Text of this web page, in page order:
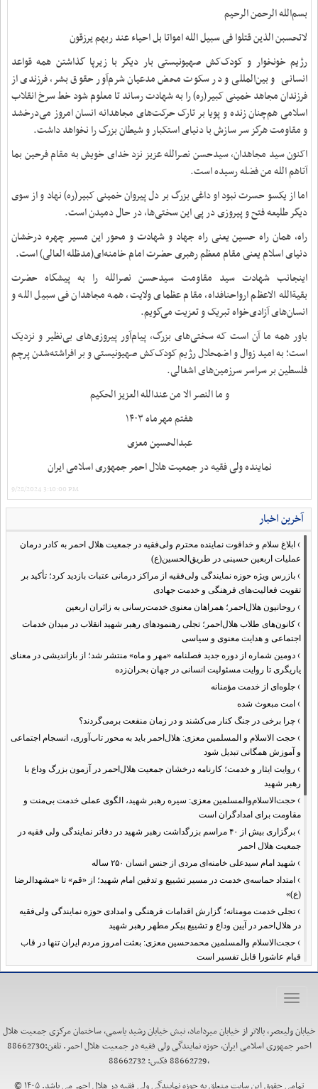
بسم‌الله الرحمن الرحیم
لاتحسبن الذین قتلوا فی سبیل الله امواتا بل احیاء عند ربهم یرزقون
رژیم خونخوار و کودک‌کش صهیونیستی بار دیگر با زیرپا گذاشتن همه قواعد
انسانی و بین‌المللی و در سکوت محض مدعیان شرم‌آور حقوق بشر، فرزندی از
فرزندان مجاهد خمینی کبیر(ره) را به شهادت‌ رساند تا معلوم شود خط سرخ انقلاب
اسلامی هم‌چنان زنده و پویا بر تارک حرکت‌های مجاهدانه انسان امروز می‌درخشد
و مقاومت هرگز سر سازش با دنیای استکبار و شیطان بزرگ را نخواهد داشت.
اکنون سید مجاهدان، سیدحسن نصرالله عزیز نزد خدای خویش به مقام فرحین بما
آتاهم الله‌ من فضله رسیده است.
اما از یکسو حسرت نبود او داغی بزرگ بر دل پیروان خمینی کبیر(ره) نهاد و از سوی
دیگر طلیعه فتح و پیروزی در پی این سختی‌ها، در حال دمیدن است.
راه، همان راه حسین یعنی راه جهاد و شهادت و محور این مسیر چهره درخشان
دنیای اسلام یعنی مقام معظم رهبری حضرت امام خامنه‌ای(مدظله العالی) است.
اینجانب شهادت‌ سید مقاومت سیدحسن نصرالله را به پیشگاه حضرت‌
بقیةالله‌ الاعظم ارواحنافداه، مقام عظمای ولایت، همه مجاهدان فی سبیل الله و
انسان‌های آزادی‌خواه تبریک و تعزیت می‌گویم.
باور همه ما آن است که سختی‌های بزرگ، پیام‌آور پیروزی‌های بی‌نظیر و نزدیک
است؛ به امید زوال و اضمحلال رژیم کودک‌کش صهیونیستی و بر افراشته‌شدن پرچم
فلسطین بر سراسر سرزمین‌های اشغالی.
و ما النصر الا من عندالله العزیز الحکیم
هفتم مهرماه ۱۴۰۳
عبدالحسین معزی
نماینده ولی فقیه در جمعیت هلال احمر جمهوری اسلامی ایران
9/28/2024 3:10:00 PM
آخرین اخبار
› ابلاغ سلام و خداقوت نماینده محترم ولی‌فقیه در جمعیت هلال احمر به کادر درمان
عملیات اربعین حسینی در طریق‌الحسین(ع)
› بازرس ویژه حوزه نمایندگی ولی‌فقیه از مراکز درمانی عتبات بازدید کرد؛ تأکید بر
تقویت فعالیت‌های فرهنگی و خدمت جهادی
› روحانیون هلال‌احمر؛ همراهان معنوی خدمت‌رسانی به زائران اربعین
› کانون‌های طلاب هلال‌احمر؛ تجلی رهنمودهای رهبر شهید انقلاب در میدان خدمات
اجتماعی و هدایت معنوی و سیاسی
› دومین شماره از دوره جدید فصلنامه «مهر و ماه» منتشر شد؛ از بازاندیشی در معنای
یاریگری تا روایت مسئولیت انسانی در جهان بحران‌زده
› جلوه‌ای از خدمت مؤمنانه
› امت مبعوث شده
› چرا برخی در جنگ کنار می‌کشند و در زمان منفعت برمی‌گردند؟
› حجت الاسلام و المسلمین معزی: هلال‌احمر باید به محور تاب‌آوری، انسجام اجتماعی
و آموزش همگانی تبدیل شود
› روایت ایثار و خدمت؛ کارنامه درخشان جمعیت هلال‌احمر در آزمون بزرگ وداع با
رهبر شهید
› حجت‌الاسلام‌والمسلمین معزی: سیره رهبر شهید، الگوی عملی خدمت بی‌منت و
مقاومت برای امدادگران است
›
برگزاری بیش از ۴۰ مراسم بزرگداشت رهبر شهید در دفاتر نمایندگی ولی فقیه در
جمعیت هلال احمر
› شهید امام سیدعلی خامنه‌ای مردی از جنس انسان ۲۵۰ ساله
› امتداد حماسه‌ی خدمت در مسیر تشییع و تدفین امام شهید؛ از «قم» تا «مشهدالرضا
(ع)»
› تجلی خدمت مومنانه؛ گزارش اقدامات فرهنگی و امدادی حوزه نمایندگی ولی‌فقیه
در هلال‌احمر در آیین وداع و تشییع پیکر مطهر رهبر شهید
› حجت‌الاسلام والمسلمین محمدحسین معزی: بعثت امروز مردم ایران تنها در قاب
قیام عاشورا قابل تفسیر است
›آمادگی همه‌جانبه معاونت فرهنگی حوزه نمایندگی ولی‌فقیه هلال‌احمر برای
›طنین نوای حسینی در ساختمان صلح؛ ویژه‌برنامه‌های عزاداری دهه اول محرم در
› نماینده ولی‌فقیه در هلال‌احمر: حراست اثرگذار، پشتوانه سرمایه اجتماعی است /
هدف حکومت اسلامی، ساخت جامعه‌ای برای «خلیفه‌الله» شدن انسان‌هاست
تأکید نماینده ولی‌فقیه در هلال‌احمر بر هدفمندی برنامه‌های محرم / عزاداری‌ها
نیازمند توجه همزمان به ابعاد «معرفتی» و «عاطفی» است
Toggle
خیابان ولیعصر، بالاتر از خیابان میرداماد، نبش خیابان رشید یاسمی، ساختمان مرکزی جمعیت هلال
احمر جمهوری اسلامی ایران، حوزه نمایندگی ولی فقیه در جمعیت هلال احمر. تلفن:88662730
،88662729 فکس: 88662732